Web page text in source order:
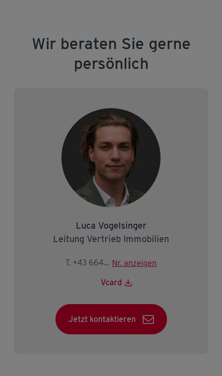
Wir beraten Sie gerne
persönlich
Luca Vogelsinger
Leitung Vertrieb Immobilien
T. +43 664 834 81 38 Nr. anzeigen
Vcard
Jetzt kontaktieren